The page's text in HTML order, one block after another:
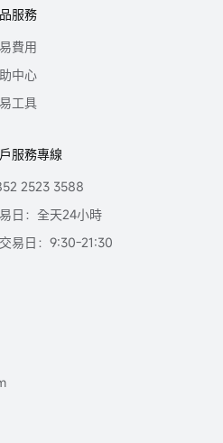
服務
費用
中心
工具
服務專線
2523 3588
日：全天24小時
易日：9:30-21:30